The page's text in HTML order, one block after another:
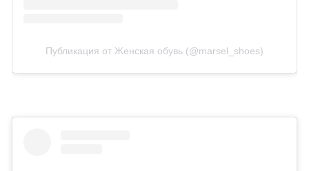
Публикация от Женская обувь (@marsel_shoes)